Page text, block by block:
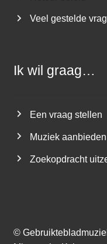
Veel gestelde
Ik wil graag…
Een vraag stellen
Muziek aanbieden
Zoekopdracht
©